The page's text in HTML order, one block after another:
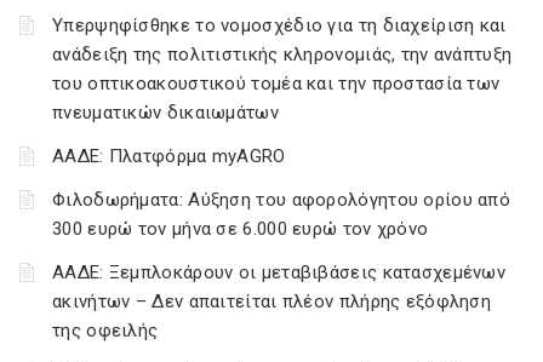
Υπερψηφίσθηκε το νομοσχέδιο για τη διαχείριση και
ανάδειξη της πολιτιστικής κληρονομιάς, την ανάπτυξη
του οπτικοακουστικού τομέα και την προστασία των
πνευματικών δικαιωμάτων
ΑΑΔΕ: Πλατφόρμα myAGRO
Φιλοδωρήματα: Αύξηση του αφορολόγητου ορίου από
300 ευρώ τον μήνα σε 6.000 ευρώ τον χρόνο
ΑΑΔΕ: Ξεμπλοκάρουν οι μεταβιβάσεις κατασχεμένων
ακινήτων – Δεν απαιτείται πλέον πλήρης εξόφληση
της οφειλής